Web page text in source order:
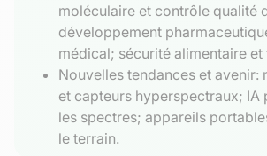
moléculaire et contrôle qualité
développement
médical; sécurité alimentaire
Nouvelles tendances et avenir:
et capteurs hyperspectraux; IA
les spectres; appareils
le terrain.